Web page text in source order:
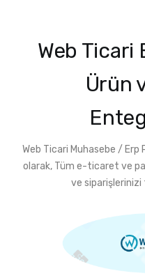
Web Ticari
Ürün
Web Ticari Muhasebe / Erp
olarak, Tüm e-ticaret ve
ve